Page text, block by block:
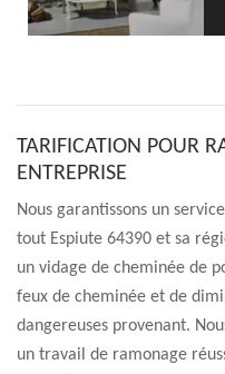
TARIFICATION POUR
ENTREPRISE
Nous garantissons un
tout Espiute 64390 et sa
un vidage de cheminée de
feux de cheminée et de
dangereuses provenant.
un travail de ramonage